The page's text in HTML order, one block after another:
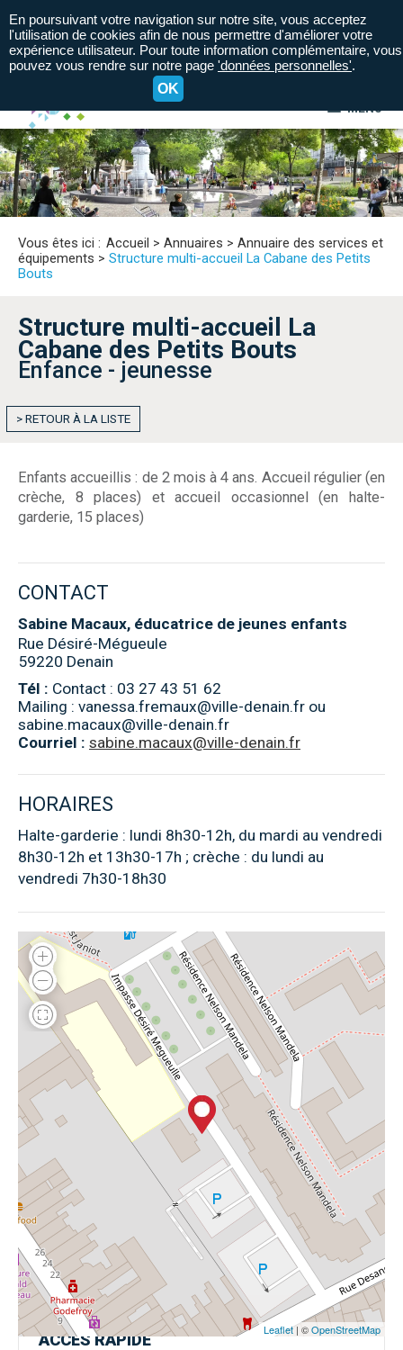
MENU
A= A- A+
Vous êtes ici : Accueil > Annuaires > Annuaire des services et
équipements > Structure multi-accueil La Cabane des Petits
Bouts
Structure multi-accueil La
Cabane des Petits Bouts
Enfance - jeunesse
> RETOUR À LA LISTE
Enfants accueillis : de 2 mois à 4 ans. Accueil régulier (en
crèche, 8 places) et accueil occasionnel (en halte-
garderie, 15 places)
CONTACT
Sabine Macaux, éducatrice de jeunes enfants
Rue Désiré-Mégueule
59220 Denain
Tél : Contact : 03 27 43 51 62
Mailing : vanessa.fremaux@ville-denain.fr ou
sabine.macaux@ville-denain.fr
Courriel : sabine.macaux@ville-denain.fr
HORAIRES
Halte-garderie : lundi 8h30-12h, du mardi au vendredi
8h30-12h et 13h30-17h ; crèche : du lundi au
vendredi 7h30-18h30
Leaflet| ©OpenStreetMap
ACCÈS RAPIDE
En poursuivant votre navigation sur notre site, vous acceptez
l'utilisation de cookies afin de nous permettre d'améliorer votre
expérience utilisateur. Pour toute information complémentaire, vous
pouvez vous rendre sur notre page 'données personnelles'.
OK